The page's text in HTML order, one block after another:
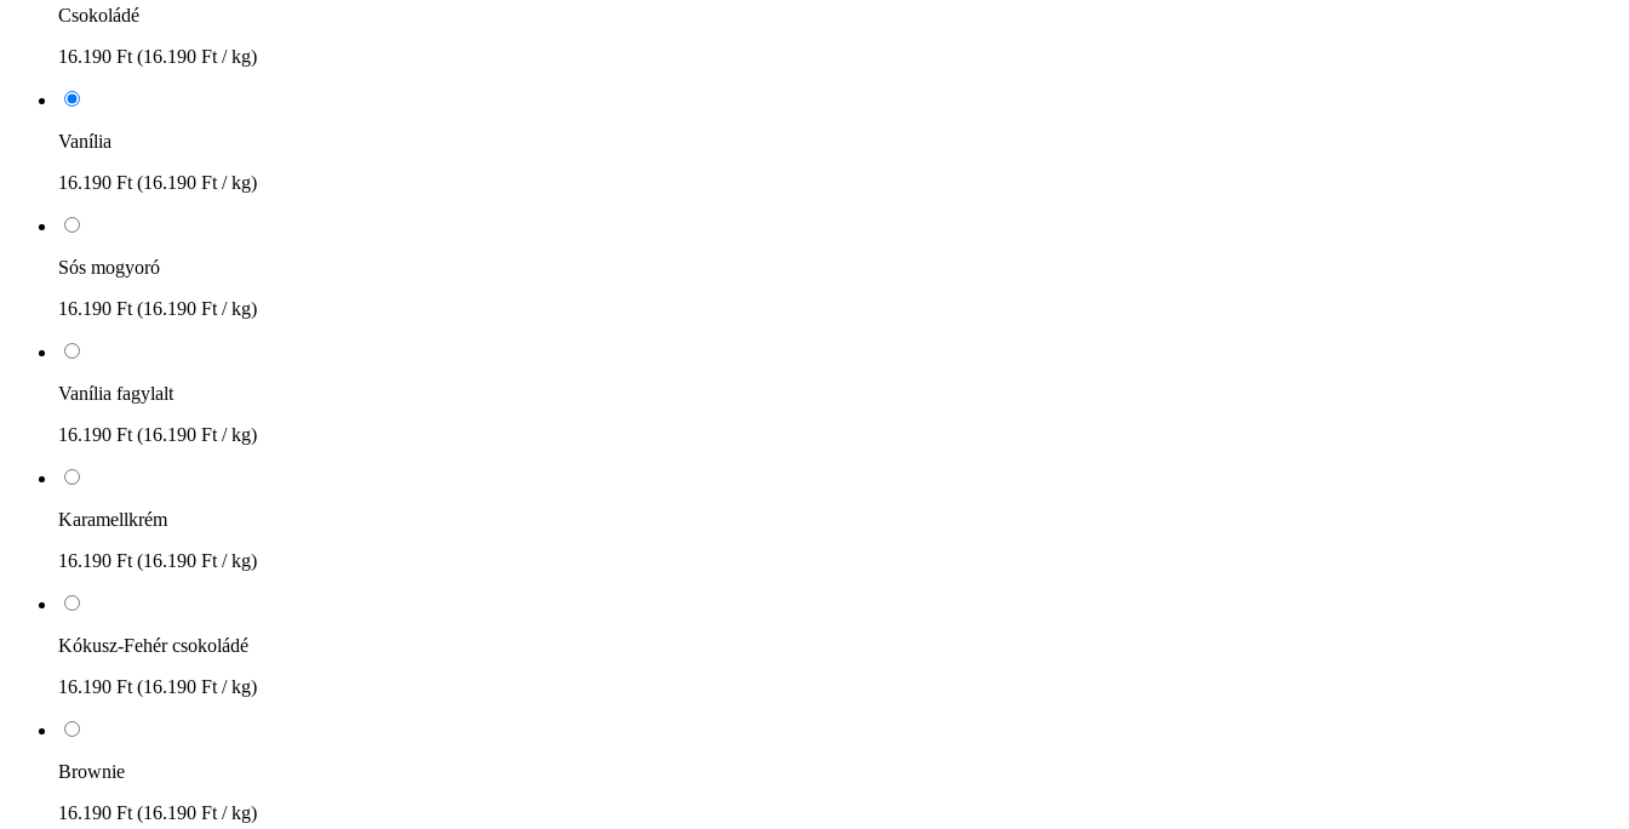
Csokoládé
16.190 Ft (16.190 Ft / kg)
Vanília
16.190 Ft (16.190 Ft / kg)
Sós mogyoró
16.190 Ft (16.190 Ft / kg)
Vanília fagylalt
16.190 Ft (16.190 Ft / kg)
Karamellkrém
16.190 Ft (16.190 Ft / kg)
Kókusz-Fehér csokoládé
16.190 Ft (16.190 Ft / kg)
Brownie
16.190 Ft (16.190 Ft / kg)